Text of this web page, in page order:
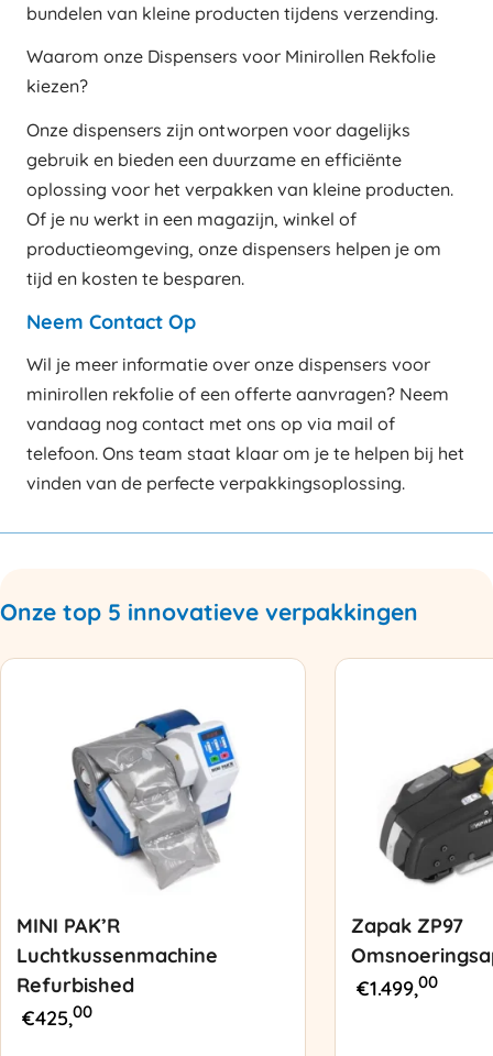
bundelen van kleine producten tijdens verzending.
Waarom onze Dispensers voor Minirollen Rekfolie
kiezen?
Onze dispensers zijn ontworpen voor dagelijks
gebruik en bieden een duurzame en efficiënte
oplossing voor het verpakken van kleine producten.
Of je nu werkt in een magazijn, winkel of
productieomgeving, onze dispensers helpen je om
tijd en kosten te besparen.
Neem Contact Op
Wil je meer informatie over onze dispensers voor
minirollen rekfolie of een offerte aanvragen? Neem
vandaag nog contact met ons op via mail of
telefoon. Ons team staat klaar om je te helpen bij het
vinden van de perfecte verpakkingsoplossing.
Onze top 5 innovatieve verpakkingen
MINI PAK’R
Luchtkussenmachine
Refurbished
€425,00
Zapak ZP97
€1.499,00